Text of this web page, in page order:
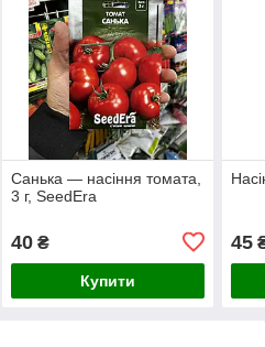
Санька — насіння томата,
3 г, SeedEra
40₴
Купити
45